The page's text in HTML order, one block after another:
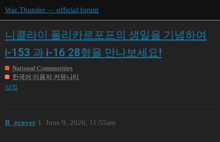
War Thunder — official forum
니콜라이 폴리카르포프의 생일을 기념하여
i-153 과 i-16 28형을 만나보세요!
National Communities
한국어 이용자 커뮤니티
상점
R_ecover June 9, 2026, 11:55am
1